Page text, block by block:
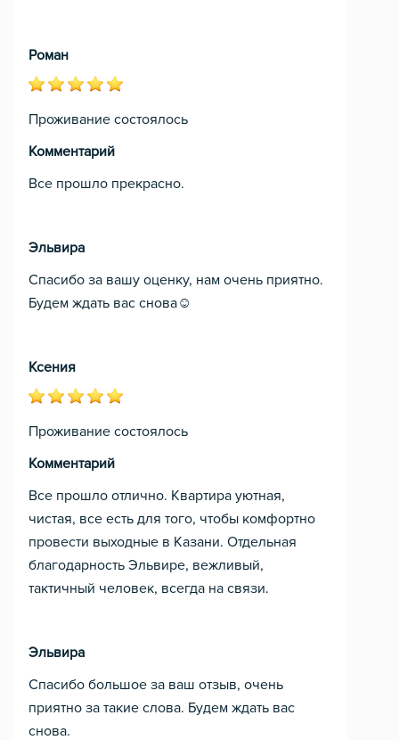
Роман
Проживание состоялось
Комментарий
Все прошло прекрасно.
Эльвира
Спасибо за вашу оценку, нам очень приятно.
Будем ждать вас снова☺️
Ксения
Проживание состоялось
Комментарий
Все прошло отлично. Квартира уютная,
чистая, все есть для того, чтобы комфортно
провести выходные в Казани. Отдельная
благодарность Эльвире, вежливый,
тактичный человек, всегда на связи.
Эльвира
Спасибо большое за ваш отзыв, очень
приятно за такие слова. Будем ждать вас
снова.